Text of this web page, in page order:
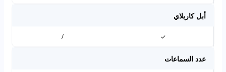
أبل كاربلاي
✓
/
عدد السماعات